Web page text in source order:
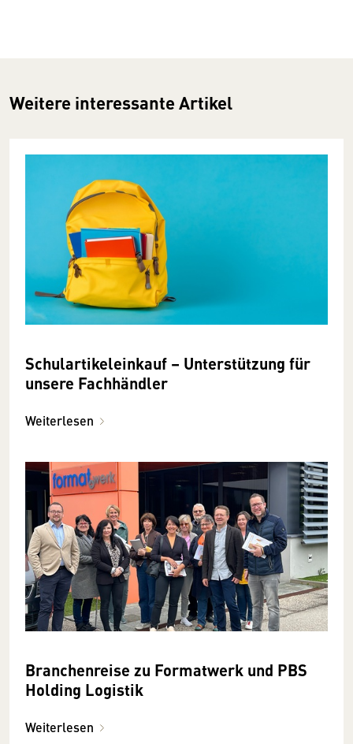
Weitere interessante Artikel
Schulartikeleinkauf – Unterstützung für
unsere Fachhändler
Weiterlesen
Branchenreise zu Formatwerk und PBS
Holding Logistik
Weiterlesen